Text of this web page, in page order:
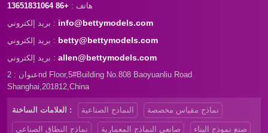
هاتف : +86 13651831064
بريد إلكتروني : info@bettymodels.com
بريد إلكتروني : betty@bettymodels.com
بريد إلكتروني : allen@bettymodels.com
عنوان : 2nd Floor,5#Building No.808 Baoyuanliu Road
Shanghai,201812,China
العلامات الساخنة : النماذج الصناعية نماذج مقياس مخصصة
نماذج النطاق الصناعي صانعي النماذج المعمارية صنع نموذج البناء